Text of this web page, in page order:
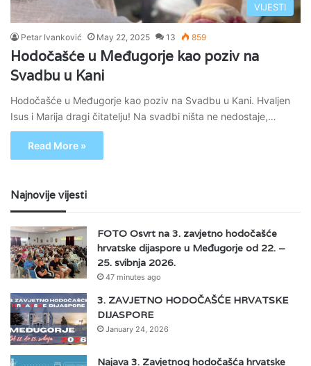
VIJESTI
Petar Ivanković May 22, 2025 13 859
Hodočašće u Međugorje kao poziv na
Svadbu u Kani
Hodočašće u Međugorje kao poziv na Svadbu u Kani. Hvaljen
Isus i Marija dragi čitatelju! Na svadbi ništa ne nedostaje,…
Read More »
Najnovije vijesti
FOTO Osvrt na 3. zavjetno hodočašće
hrvatske dijaspore u Međugorje od 22. –
25. svibnja 2026.
47 minutes ago
3. ZAVJETNO HODOČAŠĆE HRVATSKE
DIJASPORE
January 24, 2026
Najava 3. Zavjetnog hodočašća hrvatske